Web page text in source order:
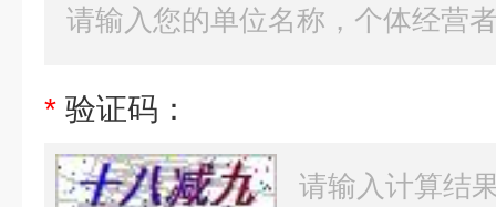
* 验证码：